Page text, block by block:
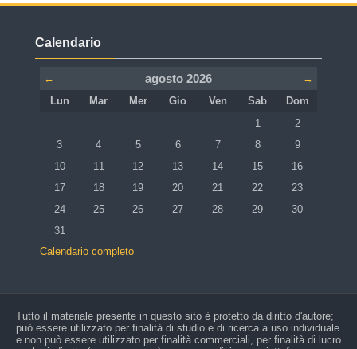
Calendario
← agosto 2026
→
Lunedi
Lun Martedì
Mar Mercoledì
Mer Giovedì
Gio Venerdì
Ven Sabato
Sab Domenica
Dom
Nessun evento,
1 Nessun
2
Nessun evento, lunedì 3 agosto
3 Nessun evento, martedì 4 agosto
4 Nessun evento, mercoledì 5 agosto
5 Nessun evento, giovedì 6 agosto
6 Nessun evento, venerdì 7
7 Nessun evento,
8 Nessun
9
Nessun evento, lunedì 10 agosto
10 Nessun evento, martedì 11 agosto
11 Nessun evento, mercoledì 12 agosto
12 Nessun evento, giovedì 13 agosto
13 Nessun evento, venerdì 14
14 Nessun evento,
15 Nessun
16
Nessun evento, lunedì 17 agosto
17 Nessun evento, martedì 18 agosto
18 Nessun evento, mercoledì 19 agosto
19 Nessun evento, giovedì 20 agosto
20 Nessun evento, venerdì 21
21 Nessun evento,
22 Nessun
23
Nessun evento, lunedì 24 agosto
24 Nessun evento, martedì 25 agosto
25 Nessun evento, mercoledì 26 agosto
26 Nessun evento, giovedì 27 agosto
27 Nessun evento, venerdì 28
28 Nessun evento,
29 Nessun
30
Nessun evento, lunedì 31 agosto
31
Calendario completo
Tutto il materiale presente in questo sito è protetto da diritto d'autore;
può essere utilizzato per finalità di studio e di ricerca a uso individuale
e non può essere utilizzato per finalità commerciali, per finalità di lucro